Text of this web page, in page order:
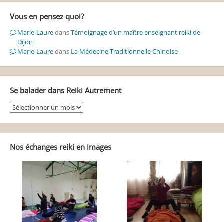
Vous en pensez quoi?
Marie-LauredansTémoignage d’un maître enseignant reiki de
Dijon
Marie-Lauredans La Médecine Traditionnelle Chinoise
Se balader dans Reiki Autrement
Se
balader
dans
Reiki
Autrement
Nos échanges reiki en images